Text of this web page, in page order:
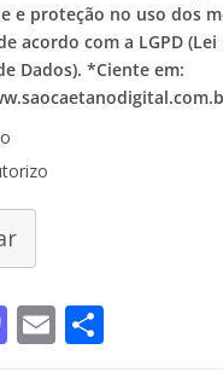
e proteção no uso dos
acordo com a LGPD (Lei
Dados). *Ciente em:
M
as
E
m